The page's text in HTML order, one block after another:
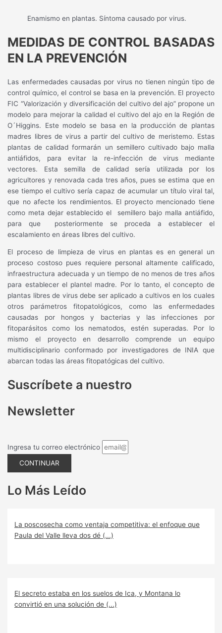
Enamismo en plantas. Síntoma causado por virus.
MEDIDAS DE CONTROL BASADAS
EN LA PREVENCIÓN
Las enfermedades causadas por virus no tienen ningún tipo de
control químico, el control se basa en la prevención. El proyecto
FIC “Valorización y diversificación del cultivo del ajo” propone un
modelo para mejorar la calidad el cultivo del ajo en la Región de
O´Higgins. Este modelo se basa en la producción de plantas
madres libres de virus a partir del cultivo de meristemo. Estas
plantas de calidad formarán un semillero cultivado bajo malla
antiáfidos, para evitar la re-infección de virus mediante
vectores. Esta semilla de calidad sería utilizada por los
agricultores y renovada cada tres años, pues se estima que en
ese tiempo el cultivo sería capaz de acumular un título viral tal,
que no afecte los rendimientos. El proyecto mencionado tiene
como meta dejar establecido el
semillero bajo malla antiáfido,
para que
posteriormente se proceda a establecer el
escalamiento en áreas libres del cultivo.
El proceso de limpieza de virus en plantas es en general un
proceso costoso pues requiere personal altamente calificado,
infraestructura adecuada y un tiempo de no menos de tres años
para establecer el plantel madre. Por lo tanto, el concepto de
plantas libres de virus debe ser aplicado a cultivos en los cuales
otros parámetros fitopatológicos, como las enfermedades
causadas por hongos y bacterias y las infecciones por
fitoparásitos como los nematodos, estén superadas. Por lo
mismo el proyecto en desarrollo comprende un equipo
multidisciplinario conformado por investigadores de INIA que
abarcan todas las áreas fitopatógicas del cultivo.
Suscríbete a nuestro
Newsletter
Ingresa tu correo electrónico
CONTINUAR
Lo Más Leído
La poscosecha como ventaja competitiva: el enfoque que
Paula del Valle lleva dos dé (...)
El secreto estaba en los suelos de Ica, y Montana lo
convirtió en una solución de (...)